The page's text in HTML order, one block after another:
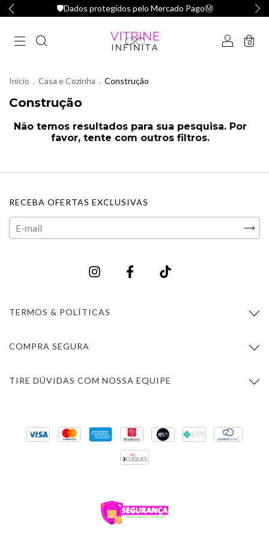
🛡️Dados protegidos pelo Mercado PagoⓂ️
0
Início . Casa e Cozinha . Construção
Construção
Não temos resultados para sua pesquisa. Por
favor, tente com outros filtros.
RECEBA OFERTAS EXCLUSIVAS
TERMOS & POLÍTICAS
COMPRA SEGURA
TIRE DÚVIDAS COM NOSSA EQUIPE